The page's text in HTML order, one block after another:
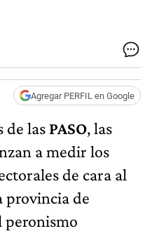
Agregar PERFIL en Google
de las PASO, las
a medir los
de cara al
provincia de
peronismo